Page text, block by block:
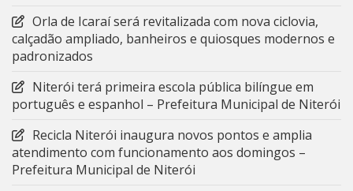
Orla de Icaraí será revitalizada com nova ciclovia,
calçadão ampliado, banheiros e quiosques modernos e
padronizados
Niterói terá primeira escola pública bilíngue em
português e espanhol – Prefeitura Municipal de Niterói
Recicla Niterói inaugura novos pontos e amplia
atendimento com funcionamento aos domingos –
Prefeitura Municipal de Niterói